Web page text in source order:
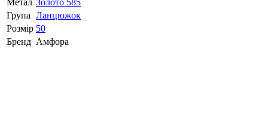
Група Ланцюжок
Розмір 50
Бренд Амфора